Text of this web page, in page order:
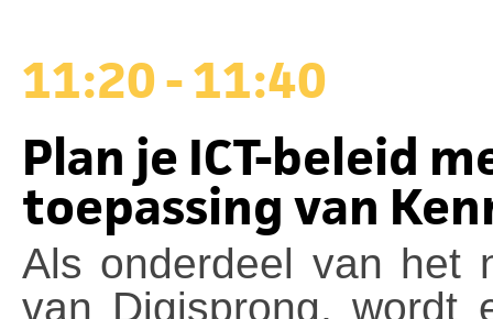
11:20 - 11:40
Plan je ICT-beleid
toepassing van
Als onderdeel van het
van Digisprong, wordt